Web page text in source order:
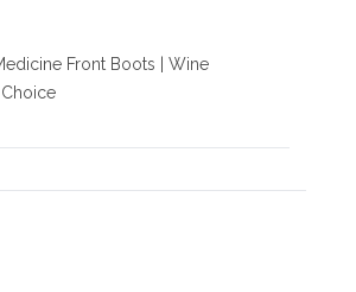
Front Boots | Wine
Choice